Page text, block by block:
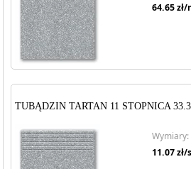
64.65zł/
TUBĄDZIN TARTAN 11 STOPNICA
Wymiary:
11.07zł/